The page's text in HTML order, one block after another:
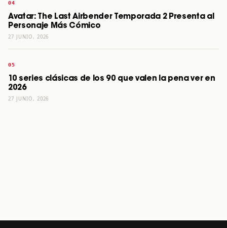
Avatar: The Last Airbender Temporada 2 Presenta al
Personaje Más Cómico
27 JUNIO, 2026
10 series clásicas de los 90 que valen la pena ver en
2026
27 JUNIO, 2026